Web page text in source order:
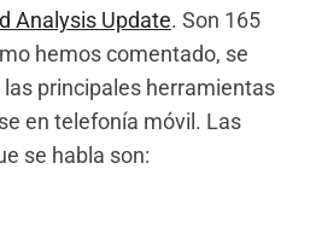
Analysis Update. Son 165
hemos comentado, se
principales herramientas
en telefonía móvil. Las
se habla son: